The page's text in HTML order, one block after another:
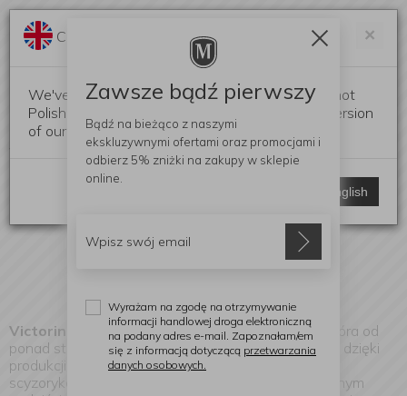
Victorinox
(Znaleziono produktów: 15)
Victorinox
to renomowana szwajcarska marka, która od
ponad stu lat zyskuje uznanie na światowym rynku dzięki
produkcji wysokiej jakości narzędzi kuchennych i
scyzoryków. Firma wyróżnia się nie tylko innowacyjnym
×
Change language?
We've detected that your browser language is not
Polish. Would you like to switch to the English version
of our website?
Switch to English
Zawsze bądź pierwszy
Bądź na bieżąco z naszymi
ekskluzywnymi ofertami oraz promocjami i
odbierz 5% zniżki na zakupy w sklepie
online.
Wyrażam na zgodę na otrzymywanie
informacji handlowej droga elektroniczną
na podany adres e-mail. Zapoznałam/em
się z informacją dotyczącą przetwarzania
danych osobowych.